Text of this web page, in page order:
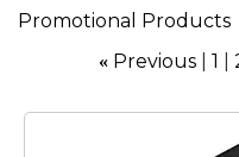
Promotional Products
« Previous 1